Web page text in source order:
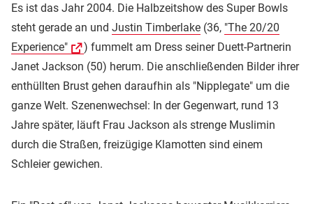
Es ist das Jahr 2004. Die Halbzeitshow des Super Bowls
steht gerade an und Justin Timberlake (36, "The 20/20
Experience"
) fummelt am Dress seiner Duett-Partnerin
Janet Jackson (50) herum. Die anschließenden Bilder ihrer
enthüllten Brust gehen daraufhin als "Nipplegate" um die
ganze Welt. Szenenwechsel: In der Gegenwart, rund 13
Jahre später, läuft Frau Jackson als strenge Muslimin
durch die Straßen, freizügige Klamotten sind einem
Schleier gewichen.